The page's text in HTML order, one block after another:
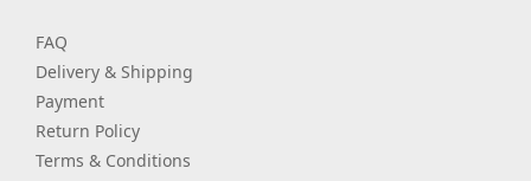
FAQ
Delivery & Shipping
Payment
Return Policy
Terms & Conditions